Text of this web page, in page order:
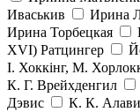
Иваськив
Ирина
Ирина Торбецкая
ХVI) Ратцингер
І. Хоккінг, М.
К. Г. Врейхденгил
Дэвис
К. К. Алави